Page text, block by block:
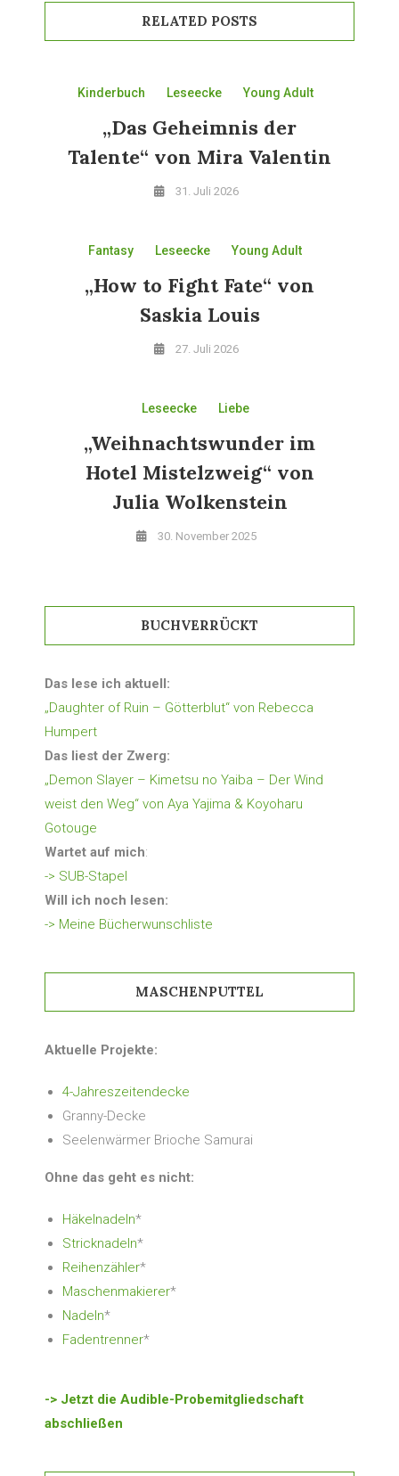
RELATED POSTS
Kinderbuch Leseecke Young Adult
„Das Geheimnis der
Talente“ von Mira Valentin
31. Juli 2026
Fantasy Leseecke Young Adult
„How to Fight Fate“ von
Saskia Louis
27. Juli 2026
Leseecke Liebe
„Weihnachtswunder im
Hotel Mistelzweig“ von
Julia Wolkenstein
30. November 2025
BUCHVERRÜCKT
Das lese ich aktuell:
„Daughter of Ruin – Götterblut“ von Rebecca
Humpert
Das liest der Zwerg:
„Demon Slayer – Kimetsu no Yaiba – Der Wind
weist den Weg“ von Aya Yajima & Koyoharu
Gotouge
Wartet auf mich:
-> SUB-Stapel
Will ich noch lesen:
-> Meine Bücherwunschliste
MASCHENPUTTEL
Aktuelle Projekte:
4-Jahreszeitendecke
Granny-Decke
Seelenwärmer Brioche Samurai
Ohne das geht es nicht:
Häkelnadeln*
Stricknadeln*
Reihenzähler*
Maschenmakierer*
Nadeln*
Fadentrenner*
-> Jetzt die Audible-Probemitgliedschaft
abschließen